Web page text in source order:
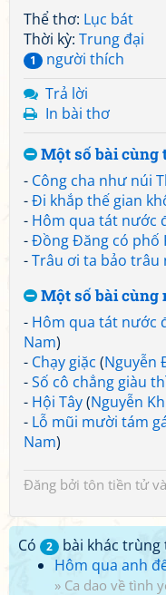
Thể thơ: Lục bát
Thời kỳ: Trung đại
1
người thích
Trả lời
In bài thơ
Một số bài cùng
- Công cha như núi
-Đi khắp thế gian
- Hôm qua tát nước
-Đồng Đăng có phố
-Trâu ơi ta bảo trâu
Một số bài cùng
- Hôm qua tát nước
Nam)
- Chạy giặc (Nguyễn
-Số cô chẳng giàu
- Hội Tây(Nguyễn
- Lỗ mũi mười tám
Nam)
Đăng bởi tôn tiền tử
Có 2
bài khác trùng
Hôm qua anh
» Ca dao về tình